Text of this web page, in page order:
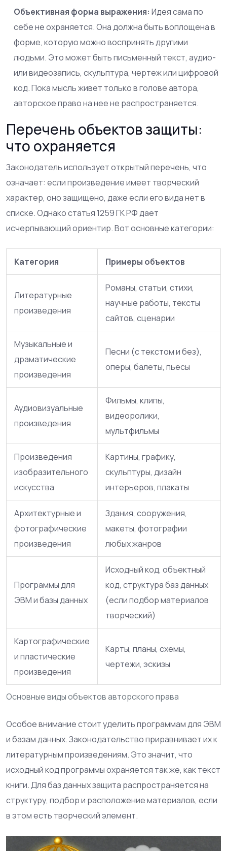
Объективная форма выражения: Идея сама по
себе не охраняется. Она должна быть воплощена в
форме, которую можно воспринять другими
людьми. Это может быть письменный текст, аудио-
или видеозапись, скульптура, чертеж или цифровой
код. Пока мысль живет только в голове автора,
авторское право на нее не распространяется.
Перечень объектов защиты:
что охраняется
Законодатель использует открытый перечень, что
означает: если произведение имеет творческий
характер, оно защищено, даже если его вида нет в
списке. Однако статья 1259 ГК РФ дает
исчерпывающий ориентир. Вот основные категории:
Основные виды объектов авторского права
Категория Примеры объектов
Литературные
произведения
Романы, статьи, стихи,
научные работы, тексты
сайтов, сценарии
Музыкальные и
драматические
произведения
Песни (с текстом и без),
оперы, балеты, пьесы
Аудиовизуальные
произведения
Фильмы, клипы,
видеоролики,
мультфильмы
Произведения
изобразительного
искусства
Картины, графику,
скульптуры, дизайн
интерьеров, плакаты
Архитектурные и
фотографические
произведения
Здания, сооружения,
макеты, фотографии
любых жанров
Программы для
ЭВМ и базы данных
Исходный код, объектный
код, структура баз данных
(если подбор материалов
творческий)
Картографические
и пластические
произведения
Карты, планы, схемы,
чертежи, эскизы
Особое внимание стоит уделить программам для ЭВМ
и базам данных. Законодательство приравнивает их к
литературным произведениям. Это значит, что
исходный код программы охраняется так же, как текст
книги. Для баз данных защита распространяется на
структуру, подбор и расположение материалов, если
в этом есть творческий элемент.